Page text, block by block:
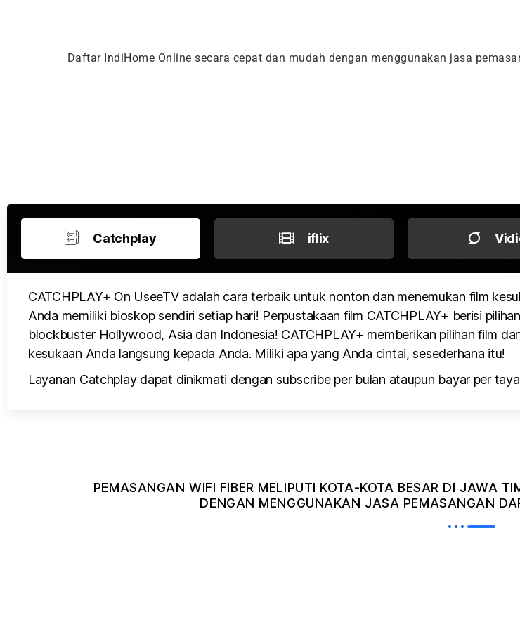
Daftar IndiHome Online secara cepat dan mudah dengan menggunakan jasa
Catchplay iflix
CATCHPLAY+ On UseeTV adalah cara terbaik untuk nonton dan menemukan film
Anda memiliki bioskop sendiri setiap hari! Perpustakaan film CATCHPLAY+ berisi
blockbuster Hollywood, Asia dan Indonesia! CATCHPLAY+ memberikan pilihan film
kesukaan Anda langsung kepada Anda. Miliki apa yang Anda cintai, sesederhana itu!
Layanan Catchplay dapat dinikmati dengan subscribe per bulan ataupun bayar per
PEMASANGAN WIFI FIBER MELIPUTI KOTA-KOTA BESAR DI JAWA
DENGAN MENGGUNAKAN JASA PEMASANGAN